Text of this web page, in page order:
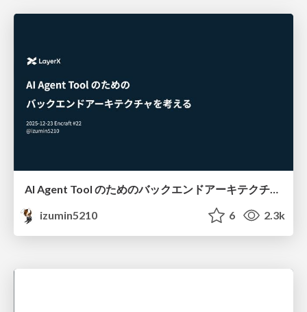
AI Agent Tool のためのバックエンドアーキテクチャを考える #encraft
izumin5210
6 2.3k